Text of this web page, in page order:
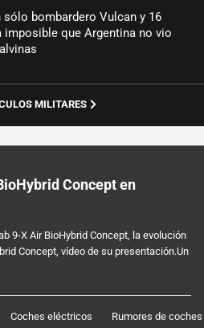
bombardero Vulcan y 16
que Argentina no vio
MILITARES
Concept en
9-X Air BioHybrid Concept, la evolución
Concept, vídeo de su presentación.Un
Coches eléctricos Rumores de coches